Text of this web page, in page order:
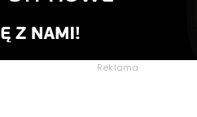
Reklama